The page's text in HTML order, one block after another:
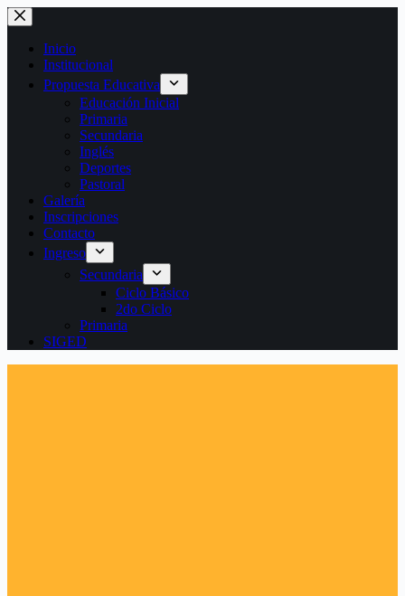
Saltar
al
contenido
Inicio
Institucional
Propuesta Educativa
Educación Inicial
Primaria
Secundaria
Inglés
Deportes
Pastoral
Galería
Inscripciones
Contacto
Ingreso
Secundaria
Ciclo Básico
2do Ciclo
Primaria
SIGED